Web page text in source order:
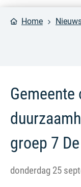
Home
groep 7
donderdag 25